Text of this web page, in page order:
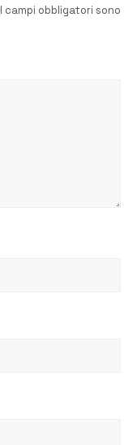
I campi obbligatori sono